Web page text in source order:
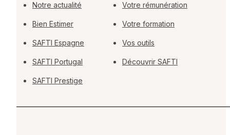
Notre actualité
Bien Estimer
SAFTI Espagne
SAFTI Portugal
SAFTI Prestige
Votre rémunération
Votre formation
Vos outils
Découvrir SAFTI